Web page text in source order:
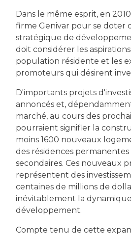
Dans le même esprit, en
firme Genivar pour se doter
stratégique de
doit considérer les
population résidente et les
promoteurs qui désirent
D'importants projets
annoncés et,
marché, au cours des
pourraient signifier la
moins 1600 nouveaux
des résidences
secondaires. Ces nouveaux
représentent des
centaines de millions de
inévitablement la
développement.
Compte tenu de cette